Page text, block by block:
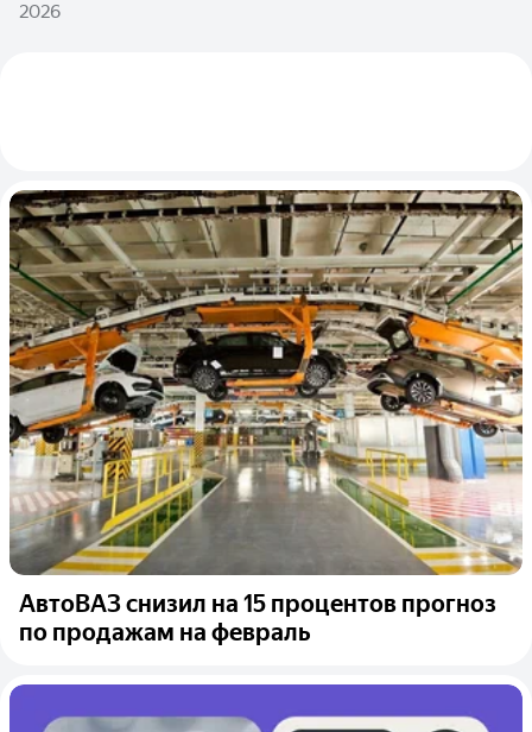
2026
АвтоВАЗ снизил на 15 процентов прогноз
по продажам на февраль